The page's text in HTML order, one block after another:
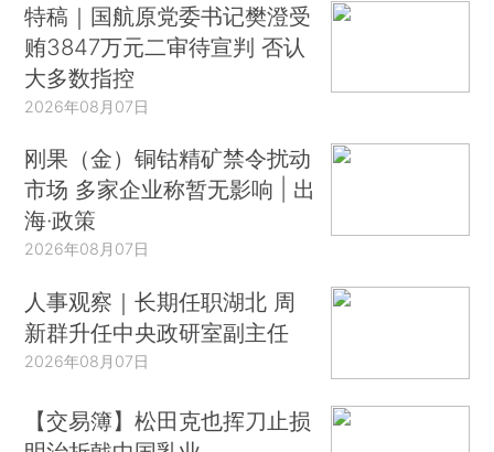
特稿｜国航原党委书记樊澄受
贿3847万元二审待宣判 否认
大多数指控
2026年08月07日
刚果（金）铜钴精矿禁令扰动
市场 多家企业称暂无影响 | 出
海·政策
2026年08月07日
人事观察｜长期任职湖北 周
新群升任中央政研室副主任
2026年08月07日
【交易簿】松田克也挥刀止损